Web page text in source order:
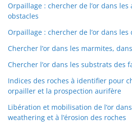
Orpaillage : chercher de l’or dans
obstacles
Orpaillage : chercher de l’or dans
Chercher l’or dans les marmites,
Chercher l’or dans les substrats des
Indices des roches à identifier pour
orpailler et la prospection aurifère
Libération et mobilisation de l’or
weathering et à l’érosion des roches